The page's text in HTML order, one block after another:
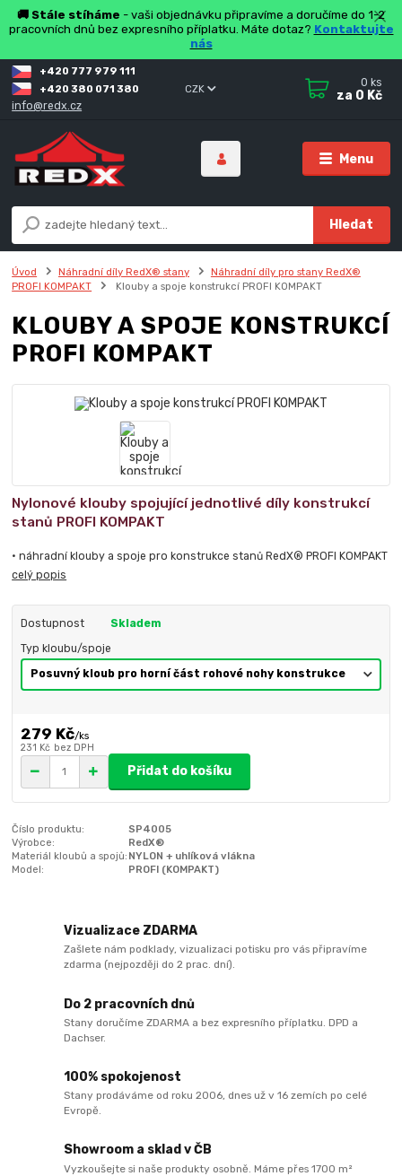
🚚 Stále stíháme - vaši objednávku připravíme a doručíme do 1-2
pracovních dnů bez expresního příplatku. Máte dotaz? Kontaktujte
nás
Menu
CZK
Hledat
+420 777 979 111
+420 380 071 380
info@redx.cz
0 ks
za 0 Kč
Úvod Náhradní díly RedX® stany
Náhradní díly pro stany RedX®
PROFI KOMPAKT
Klouby a spoje konstrukcí PROFI KOMPAKT
KLOUBY A SPOJE KONSTRUKCÍ
PROFI KOMPAKT
Nylonové klouby spojující jednotlivé díly konstrukcí
stanů PROFI KOMPAKT
• náhradní klouby a spoje pro konstrukce stanů RedX® PROFI KOMPAKT
celý popis
Dostupnost Skladem
Typ kloubu/spoje
279 Kč/ks
231 Kč bez DPH
Přidat do košíku
Číslo produktu:
SP4005
Výrobce:
RedX®
Materiál kloubů a spojů: NYLON + uhlíková vlákna
Model:
PROFI (KOMPAKT)
Vizualizace ZDARMA
Zašlete nám podklady, vizualizaci potisku pro vás připravíme
zdarma (nejpozději do 2 prac. dní).
Do 2 pracovních dnů
Stany doručíme ZDARMA a bez expresního příplatku. DPD a
Dachser.
100% spokojenost
Stany prodáváme od roku 2006, dnes už v 16 zemích po celé
Evropě.
Showroom a sklad v ČB
Vyzkoušejte si naše produkty osobně. Máme přes 1700 m²